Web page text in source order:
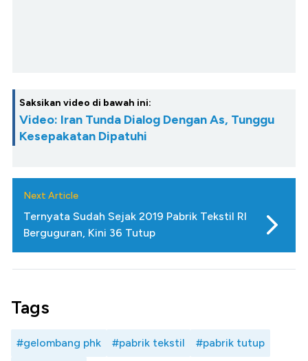
Saksikan video di bawah ini:
Video: Iran Tunda Dialog Dengan As, Tunggu
Kesepakatan Dipatuhi
Next Article
Ternyata Sudah Sejak 2019 Pabrik Tekstil RI
Berguguran, Kini 36 Tutup
Tags
#gelombang phk #pabrik tekstil #pabrik tutup